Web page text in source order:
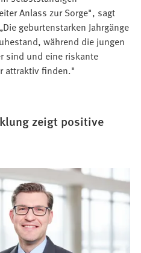
Anlass zur Sorge", sagt
geburtenstarken Jahrgänge
während die jungen
sind und eine riskante
attraktiv finden."
zeigt positive